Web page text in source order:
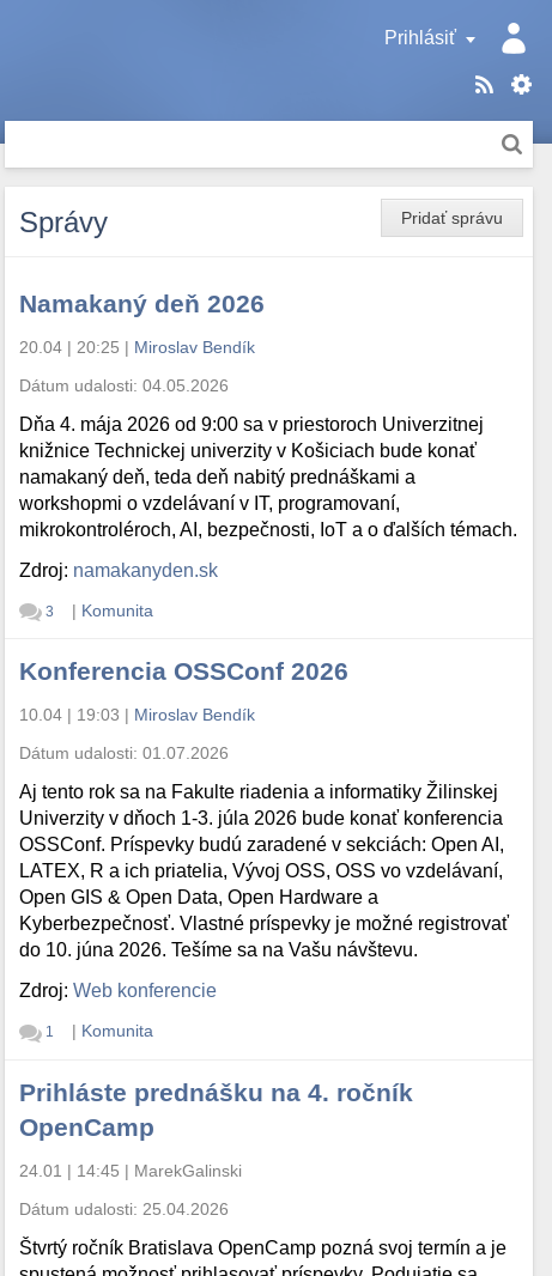
Prihlásiť
Pridať správu
Správy
Namakaný deň 2026
20.04 | 20:25 | Miroslav Bendík
Dátum udalosti:04.05.2026
Dňa 4. mája 2026 od 9:00 sa v priestoroch Univerzitnej
knižnice Technickej univerzity v Košiciach bude konať
namakaný deň, teda deň nabitý prednáškami a
workshopmi o vzdelávaní v IT, programovaní,
mikrokontroléroch, AI, bezpečnosti, IoT a o ďalších témach.
Zdroj: namakanyden.sk
3 | Komunita
Konferencia OSSConf 2026
10.04 | 19:03 | Miroslav Bendík
Dátum udalosti:01.07.2026
Aj tento rok sa na Fakulte riadenia a informatiky Žilinskej
Univerzity v dňoch 1-3. júla 2026 bude konať konferencia
OSSConf. Príspevky budú zaradené v sekciách: Open AI,
LATEX, R a ich priatelia, Vývoj OSS, OSS vo vzdelávaní,
Open GIS & Open Data, Open Hardware a
Kyberbezpečnosť. Vlastné príspevky je možné registrovať
do 10. júna 2026. Tešíme sa na Vašu návštevu.
Zdroj:Web konferencie
1 | Komunita
Prihláste prednášku na 4. ročník
OpenCamp
24.01 | 14:45 | MarekGalinski
Dátum udalosti: 25.04.2026
Štvrtý ročník Bratislava OpenCamp pozná svoj termín a je